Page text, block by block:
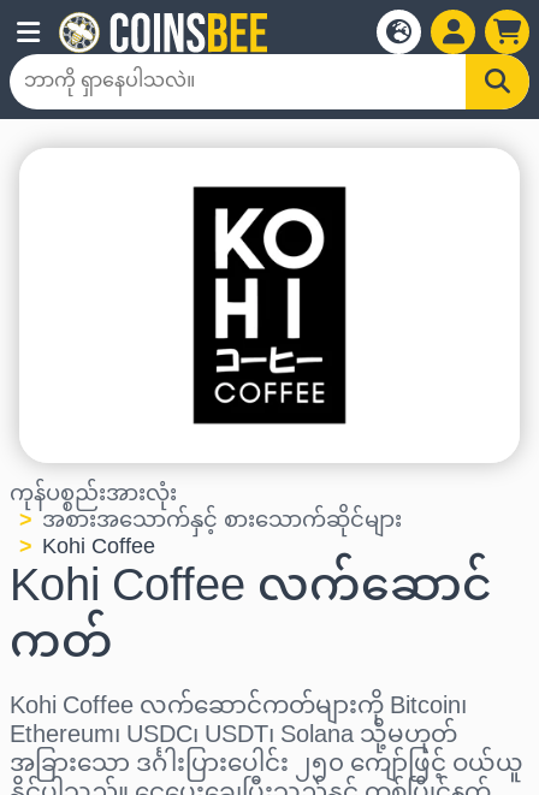
ကုန်ပစ္စည်းအားလုံး
အစားအသောက်နှင့် စားသောက်ဆိုင်များ
Kohi Coffee
Kohi Coffee လက်ဆောင်
ကတ်
Kohi Coffee လက်ဆောင်ကတ်များကို Bitcoin၊
Ethereum၊ USDC၊ USDT၊ Solana သို့မဟုတ်
အခြားသော ဒင်္ဂါးပြားပေါင်း ၂၅၀ ကျော်ဖြင့် ဝယ်ယူ